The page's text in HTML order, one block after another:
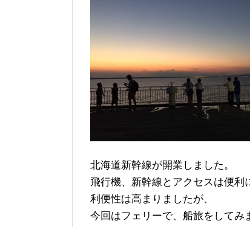
北海道新幹線が開業しました。
飛行機、新幹線とアクセスは便利
利便性は高まりましたが、
今回はフェリーで、船旅をしてみ